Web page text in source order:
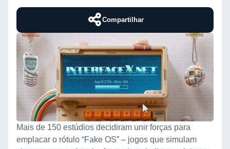
Compartilhar
Mais de 150 estúdios decidiram unir forças para
emplacar o rótulo “Fake OS” – jogos que simulam